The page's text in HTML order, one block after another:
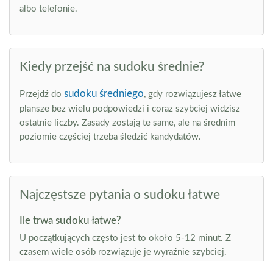
albo telefonie.
Kiedy przejść na sudoku średnie?
Przejdź do sudoku średniego, gdy rozwiązujesz łatwe
plansze bez wielu podpowiedzi i coraz szybciej widzisz
ostatnie liczby. Zasady zostają te same, ale na średnim
poziomie częściej trzeba śledzić kandydatów.
Najczęstsze pytania o sudoku łatwe
Ile trwa sudoku łatwe?
U początkujących często jest to około 5-12 minut. Z
czasem wiele osób rozwiązuje je wyraźnie szybciej.